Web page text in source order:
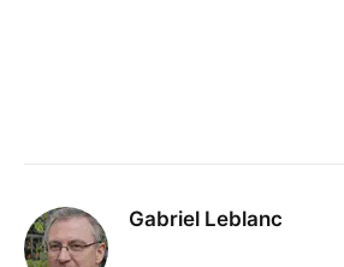
Gabriel Leblanc